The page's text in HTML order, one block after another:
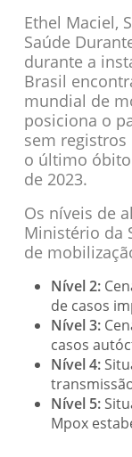
Ethel Maciel,
Saúde
durante a
Brasil
mundial de
posiciona o
sem
o último
de 2023.
Os níveis de
Ministério da
de
Nível 2:
de casos
Nível 3:
casos
Nível 4:
Nível 5:
Mpox